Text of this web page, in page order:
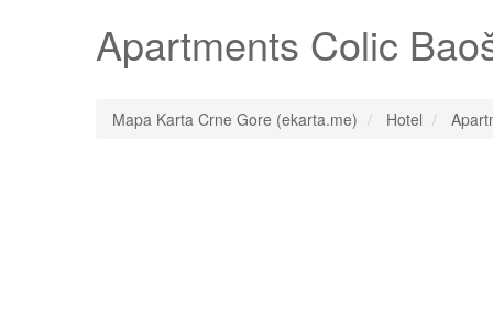
Apartments Colic
Mapa Karta Crne Gore (ekarta.me) Hotel